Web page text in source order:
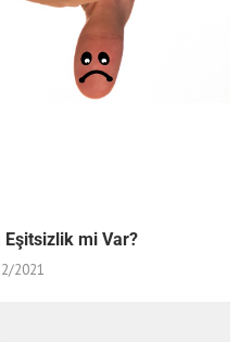
Eşitsizlik mi Var?
2021